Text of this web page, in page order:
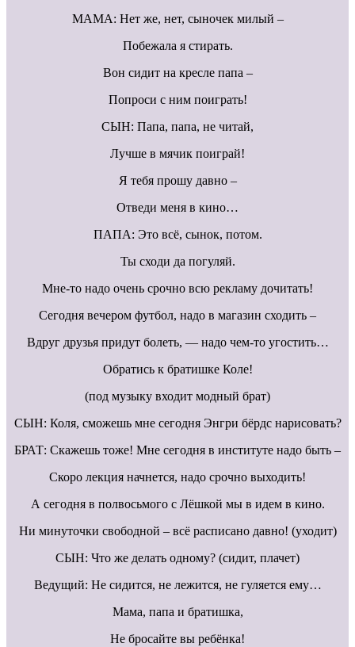
МАМА: Нет же, нет, сыночек милый –
Побежала я стирать.
Вон сидит на кресле папа –
Попроси с ним поиграть!
СЫН: Папа, папа, не читай,
Лучше в мячик поиграй!
Я тебя прошу давно –
Отведи меня в кино…
ПАПА: Это всё, сынок, потом.
Ты сходи да погуляй.
Мне-то надо очень срочно всю рекламу дочитать!
Сегодня вечером футбол, надо в магазин сходить –
Вдруг друзья придут болеть, — надо чем-то угостить…
Обратись к братишке Коле!
(под музыку входит модный брат)
СЫН: Коля, сможешь мне сегодня Энгри бёрдс нарисовать?
БРАТ: Скажешь тоже! Мне сегодня в институте надо быть –
Скоро лекция начнется, надо срочно выходить!
А сегодня в полвосьмого с Лёшкой мы в идем в кино.
Ни минуточки свободной – всё расписано давно! (уходит)
СЫН: Что же делать одному? (сидит, плачет)
Ведущий: Не сидится, не лежится, не гуляется ему…
Мама, папа и братишка,
Не бросайте вы ребёнка!